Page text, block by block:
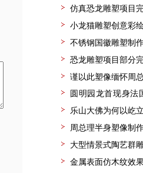
仿真恐龙雕塑项目
小龙猫雕塑创意彩
不锈钢国徽雕塑制
恐龙雕塑项目部分
谨以此塑像缅怀周
圆明园龙首现身法
假难辨。
乐山大佛为何以屹
也不打坐呢？
周总理半身塑像制
大型情景式陶艺群
金属表面仿木纹效